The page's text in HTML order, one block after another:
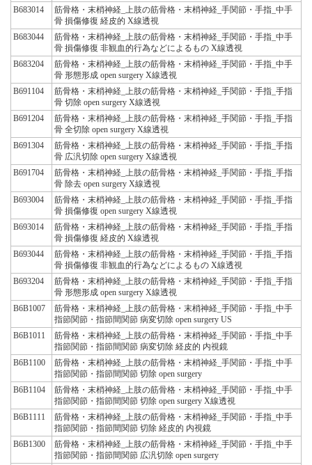
B683014
筋骨格・末梢神経_上肢の筋骨格・末梢神経_手関節・手指_中手
骨 損傷修復 経皮的 X線透視
B683044
筋骨格・末梢神経_上肢の筋骨格・末梢神経_手関節・手指_中手
骨 損傷修復 非観血的行為などによるもの X線透視
B683204
筋骨格・末梢神経_上肢の筋骨格・末梢神経_手関節・手指_中手
骨 形態形成 open surgery X線透視
B691104
筋骨格・末梢神経_上肢の筋骨格・末梢神経_手関節・手指_手指
骨 切除 open surgery X線透視
B691204
筋骨格・末梢神経_上肢の筋骨格・末梢神経_手関節・手指_手指
骨 全切除 open surgery X線透視
B691304
筋骨格・末梢神経_上肢の筋骨格・末梢神経_手関節・手指_手指
骨 広汎切除 open surgery X線透視
B691704
筋骨格・末梢神経_上肢の筋骨格・末梢神経_手関節・手指_手指
骨 除去 open surgery X線透視
B693004
筋骨格・末梢神経_上肢の筋骨格・末梢神経_手関節・手指_手指
骨 損傷修復 open surgery X線透視
B693014
筋骨格・末梢神経_上肢の筋骨格・末梢神経_手関節・手指_手指
骨 損傷修復 経皮的 X線透視
B693044
筋骨格・末梢神経_上肢の筋骨格・末梢神経_手関節・手指_手指
骨 損傷修復 非観血的行為などによるもの X線透視
B693204
筋骨格・末梢神経_上肢の筋骨格・末梢神経_手関節・手指_手指
骨 形態形成 open surgery X線透視
B6B1007
筋骨格・末梢神経_上肢の筋骨格・末梢神経_手関節・手指_中手
指節関節・指節間関節 病変切除 open surgery US
B6B1011
筋骨格・末梢神経_上肢の筋骨格・末梢神経_手関節・手指_中手
指節関節・指節間関節 病変切除 経皮的 内視鏡
B6B1100
筋骨格・末梢神経_上肢の筋骨格・末梢神経_手関節・手指_中手
指節関節・指節間関節 切除 open surgery
B6B1104
筋骨格・末梢神経_上肢の筋骨格・末梢神経_手関節・手指_中手
指節関節・指節間関節 切除 open surgery X線透視
B6B1111
筋骨格・末梢神経_上肢の筋骨格・末梢神経_手関節・手指_中手
指節関節・指節間関節 切除 経皮的 内視鏡
B6B1300
筋骨格・末梢神経_上肢の筋骨格・末梢神経_手関節・手指_中手
指節関節・指節間関節 広汎切除 open surgery